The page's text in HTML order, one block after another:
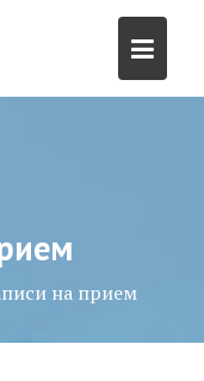
на прием